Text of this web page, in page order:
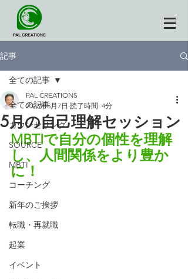
記事
全ての記事
カウンセリング
SOURCE
MBTI
コーチング
新年のご挨拶
転職・再就職
起業
イベント
全ての記事
5月の自己理解セッション
PAL CREATIONS
2023年5月7日 読了時間: 4分
MBTIで自分の個性を理解
し、人間関係をより豊か
に！